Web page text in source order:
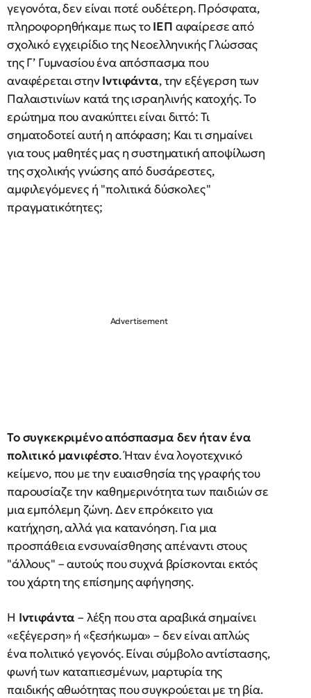
γεγονότα, δεν είναι ποτέ ουδέτερη. Πρόσφατα,
πληροφορηθήκαμε πως τοΙΕΠ αφαίρεσε από
σχολικό εγχειρίδιο της Νεοελληνικής Γλώσσας
της Γ’ Γυμνασίου ένα απόσπασμα που
αναφέρεται στηνΙντιφάντα, την εξέγερση των
Παλαιστινίων κατά της ισραηλινής κατοχής. Το
ερώτημα που ανακύπτει είναι διττό: Τι
σηματοδοτεί αυτή η απόφαση; Και τι σημαίνει
για τους μαθητές μας η συστηματική αποψίλωση
της σχολικής γνώσης από δυσάρεστες,
αμφιλεγόμενες ή "πολιτικά δύσκολες"
πραγματικότητες;
Το συγκεκριμένο απόσπασμα δεν ήταν ένα
πολιτικό μανιφέστο. Ήταν ένα λογοτεχνικό
κείμενο, που με την ευαισθησία της γραφής του
παρουσίαζε την καθημερινότητα των παιδιών σε
μια εμπόλεμη ζώνη. Δεν επρόκειτο για
κατήχηση, αλλά για κατανόηση. Για μια
προσπάθεια ενσυναίσθησης απέναντι στους
"άλλους" – αυτούς που συχνά βρίσκονται εκτός
του χάρτη της επίσημης αφήγησης.
Η Ιντιφάντα – λέξη που στα αραβικά σημαίνει
«εξέγερση» ή «ξεσήκωμα» – δεν είναι απλώς
ένα πολιτικό γεγονός. Είναι σύμβολο αντίστασης,
φωνή των καταπιεσμένων, μαρτυρία της
παιδικής αθωότητας που συγκρούεται με τη βία.